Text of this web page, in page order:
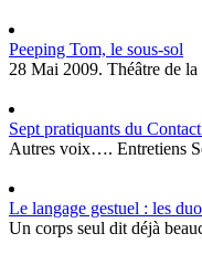
Peeping Tom, le sous-sol
28 Mai 2009. Théâtre de
Sept pratiquants du
Autres voix…. Entretiens
Le langage gestuel : les
Un corps seul dit déjà